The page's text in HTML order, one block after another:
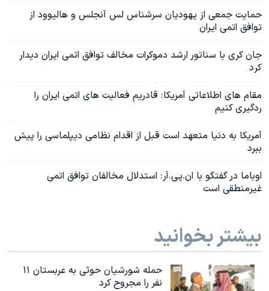
حمایت جمعی از یهودیان سرشناس لس آنجلس و هالیوود از
توافق اتمی ایران
جان کری با سناتور ارشد دموکرات مخالف توافق اتمی ایران دیدار
کرد
مقام‌ های اطلاعاتی آمریکا: قادریم فعالیت‌ های اتمی ایران را
ردگیری کنیم‌
آمریکا به دنیا متعهد است قبل از اقدام نظامی دیپلماسی را پیش
ببرد
اوباما در گفتگو با ان.پی.آر: استدلال‌ مخالفان توافق اتمی
غیرمنطقی است
بیشتر بخوانید
حمله شورشیان حوثی به عربستان ۱۱
نفر را مجروح کرد